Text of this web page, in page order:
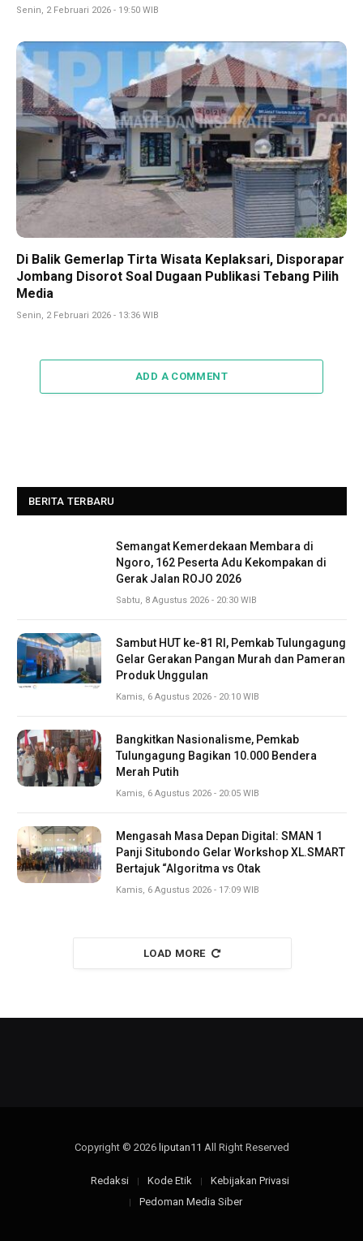
Senin, 2 Februari 2026 - 19:50 WIB
Di Balik Gemerlap Tirta Wisata Keplaksari, Disporapar
Jombang Disorot Soal Dugaan Publikasi Tebang Pilih
Media
Senin, 2 Februari 2026 - 13:36 WIB
ADD A COMMENT
BERITA TERBARU
Semangat Kemerdekaan Membara di
Ngoro, 162 Peserta Adu Kekompakan di
Gerak Jalan ROJO 2026
Sabtu, 8 Agustus 2026 - 20:30 WIB
Sambut HUT ke-81 RI, Pemkab Tulungagung
Gelar Gerakan Pangan Murah dan Pameran
Produk Unggulan
Kamis, 6 Agustus 2026 - 20:10 WIB
Bangkitkan Nasionalisme, Pemkab
Tulungagung Bagikan 10.000 Bendera
Merah Putih
Kamis, 6 Agustus 2026 - 20:05 WIB
Mengasah Masa Depan Digital: SMAN 1
Panji Situbondo Gelar Workshop XL.SMART
Bertajuk “Algoritma vs Otak
Kamis, 6 Agustus 2026 - 17:09 WIB
LOAD MORE
Copyright © 2026 liputan11 All Right Reserved
Redaksi Kode Etik
Kebijakan Privasi
Pedoman Media Siber